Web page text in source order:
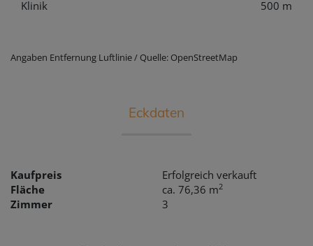
Klinik
500 m
Angaben Entfernung Luftlinie / Quelle: OpenStreetMap
Eckdaten
Kaufpreis
Erfolgreich verkauft
Fläche
ca. 76,36 m2
Zimmer 3